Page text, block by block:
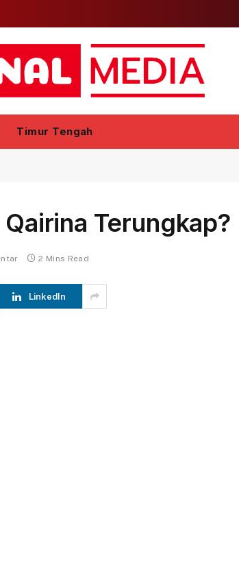
Timur Tengah
Terungkap?
2 Mins Read
LinkedIn